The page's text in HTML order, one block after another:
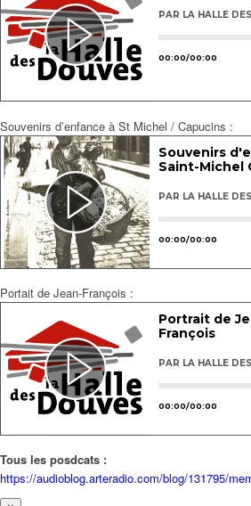
Souvenirs d’enfance à St Michel / Capucins :
Portait de Jean-François :
Tous les posdcats :
https://audioblog.arteradio.com/blog/131795/